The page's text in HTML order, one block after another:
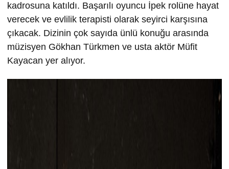
kadrosuna katıldı. Başarılı oyuncu İpek rolüne hayat
verecek ve evlilik terapisti olarak seyirci karşısına
çıkacak. Dizinin çok sayıda ünlü konuğu arasında
müzisyen Gökhan Türkmen ve usta aktör Müfit
Kayacan yer alıyor.